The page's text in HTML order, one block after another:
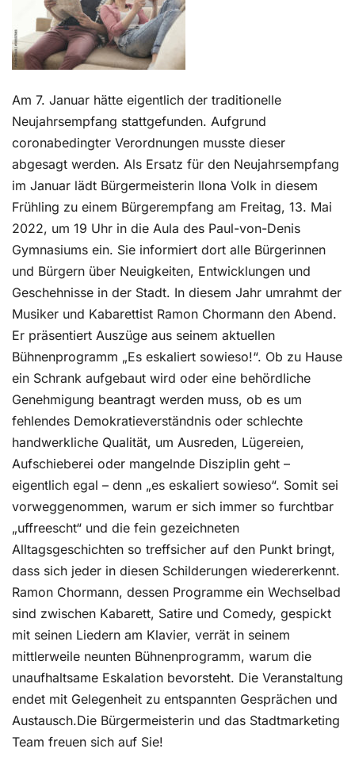
Am 7. Januar hätte eigentlich der traditionelle
Neujahrsempfang stattgefunden. Aufgrund
coronabedingter Verordnungen musste dieser
abgesagt werden. Als Ersatz für den Neujahrsempfang
im Januar lädt Bürgermeisterin Ilona Volk in diesem
Frühling zu einem Bürgerempfang am Freitag, 13. Mai
2022, um 19 Uhr in die Aula des Paul-von-Denis
Gymnasiums ein. Sie informiert dort alle Bürgerinnen
und Bürgern über Neuigkeiten, Entwicklungen und
Geschehnisse in der Stadt. In diesem Jahr umrahmt der
Musiker und Kabarettist Ramon Chormann den Abend.
Er präsentiert Auszüge aus seinem aktuellen
Bühnenprogramm „Es eskaliert sowieso!“. Ob zu Hause
ein Schrank aufgebaut wird oder eine behördliche
Genehmigung beantragt werden muss, ob es um
fehlendes Demokratieverständnis oder schlechte
handwerkliche Qualität, um Ausreden, Lügereien,
Aufschieberei oder mangelnde Disziplin geht –
eigentlich egal – denn „es eskaliert sowieso“. Somit sei
vorweggenommen, warum er sich immer so furchtbar
„uffreescht“ und die fein gezeichneten
Alltagsgeschichten so treffsicher auf den Punkt bringt,
dass sich jeder in diesen Schilderungen wiedererkennt.
Ramon Chormann, dessen Programme ein Wechselbad
sind zwischen Kabarett, Satire und Comedy, gespickt
mit seinen Liedern am Klavier, verrät in seinem
mittlerweile neunten Bühnenprogramm, warum die
unaufhaltsame Eskalation bevorsteht. Die Veranstaltung
endet mit Gelegenheit zu entspannten Gesprächen und
Austausch.Die Bürgermeisterin und das Stadtmarketing
Team freuen sich auf Sie!